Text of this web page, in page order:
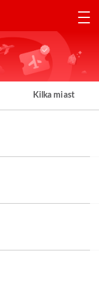
Kilka miast